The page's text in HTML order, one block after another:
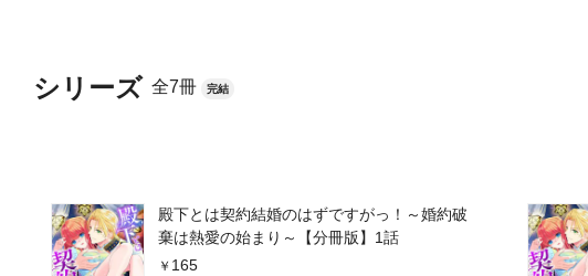
シリーズ 全7冊 完結
殿下とは契約結婚のはずですがっ！～婚約破
棄は熱愛の始まり～【分冊版】1話
165